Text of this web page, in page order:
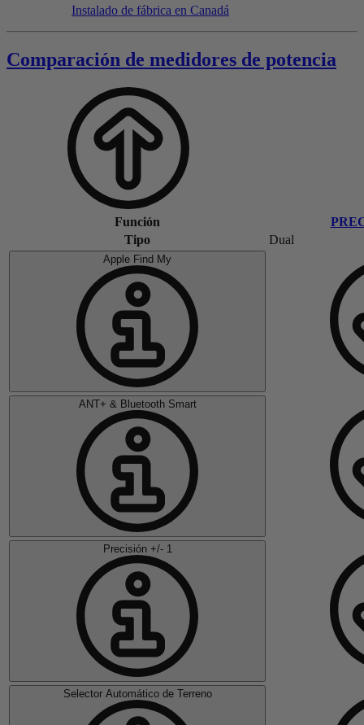
Instalado de fábrica en Canadá
Comparación de medidores de potencia
Función
Tipo
Dual
Apple Find My
ANT+ & Bluetooth Smart
Precisión +/- 1
Selector Automático de Terreno